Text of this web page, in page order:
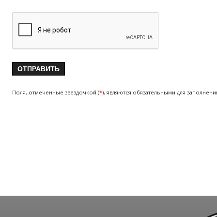
Поля, отмеченные звездочкой (*), являются обязательными для